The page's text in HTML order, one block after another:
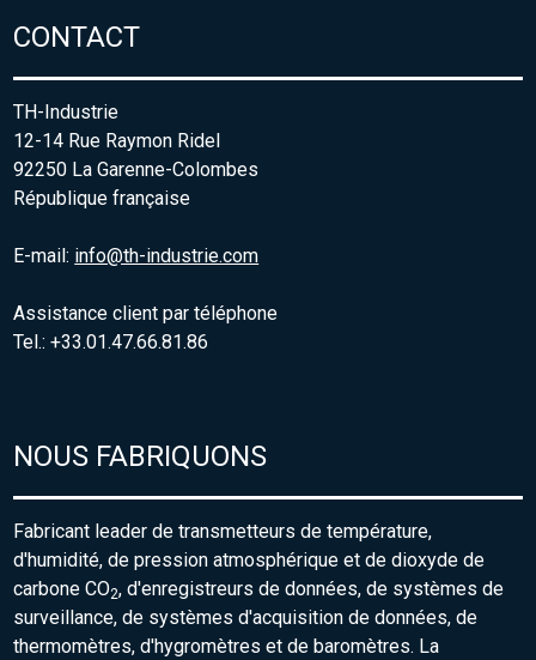
CONTACT
TH-Industrie
12-14 Rue Raymon Ridel
92250 La Garenne-Colombes
République française
E-mail: info@th-industrie.com
Assistance client par téléphone
Tel.: +33.01.47.66.81.86
NOUS FABRIQUONS
Fabricant leader de transmetteurs de température,
d'humidité, de pression atmosphérique et de dioxyde de
carbone CO2, d'enregistreurs de données, de systèmes de
surveillance, de systèmes d'acquisition de données, de
thermomètres, d'hygromètres et de baromètres. La